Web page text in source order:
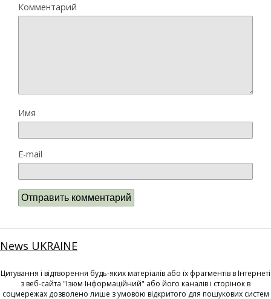
Комментарий
Имя
E-mail
News UKRAINE
Цитування і відтворення будь-яких матеріалів або їх фрагментів в Інтернеті
з веб-сайта "Ізюм Інформаційний" або його каналів і сторінок в
соцмережах дозволено лише з умовою відкритого для пошукових систем